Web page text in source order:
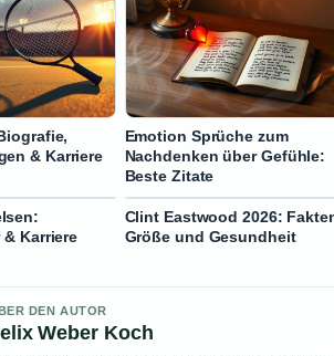
& Karriere
Emotion Sprüche zum
Nachdenken über Gefühle:
Beste Zitate
Karriere
Clint Eastwood 2026:
Größe und Gesundheit
DEN AUTOR
Weber Koch